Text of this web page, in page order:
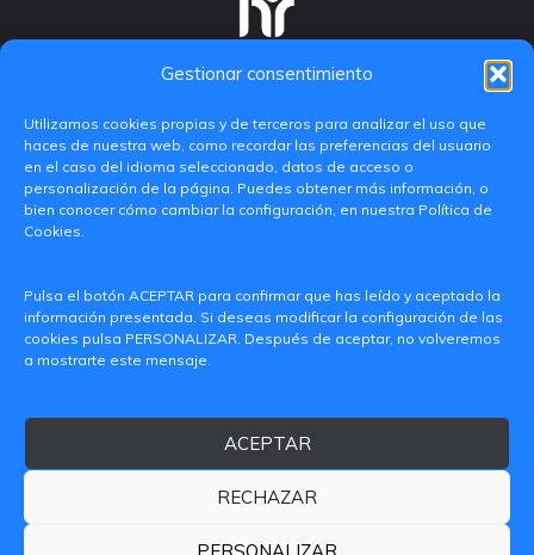
Gestionar consentimiento
Utilizamos cookies propias y de terceros para analizar el uso que
haces de nuestra web, como recordar las preferencias del usuario
en el caso del idioma seleccionado, datos de acceso o
personalización de la página. Puedes obtener más información, o
bien conocer cómo cambiar la configuración, en nuestra Política de
Cookies.
Pulsa el botón ACEPTAR para confirmar que has leído y aceptado la
información presentada. Si deseas modificar la configuración de las
cookies pulsa PERSONALIZAR. Después de aceptar, no volveremos
a mostrarte este mensaje.
ACEPTAR
RECHAZAR
PERSONALIZAR
(València)
iditransferencia@epsg.upv.es
© 2026 CAMPUS DE GANDIA UNIVERSITAT POLITÈCNICA